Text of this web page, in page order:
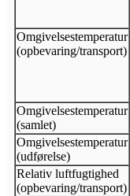
Omgivelsestemperatur
(opbevaring/transport)
Omgivelsestemperatur
(samlet)
Omgivelsestemperatur
(udførelse)
Relativ luftfugtighed
(opbevaring/transport)